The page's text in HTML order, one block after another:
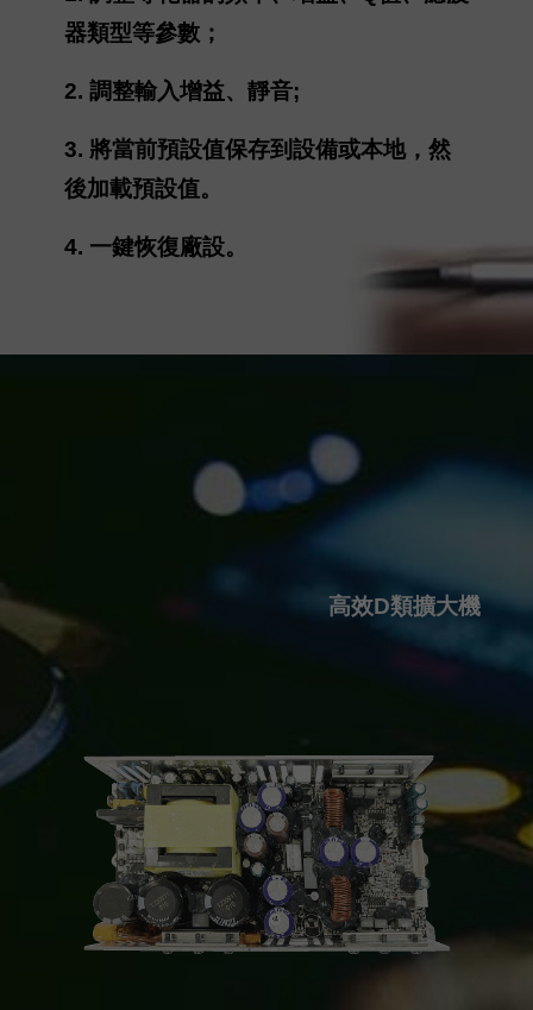
器類型等參數；
2. 調整輸入增益、靜音;
3. 將當前預設值保存到設備或本地，然
後加載預設值。
4. 一鍵恢復廠設。
高效D類擴大機